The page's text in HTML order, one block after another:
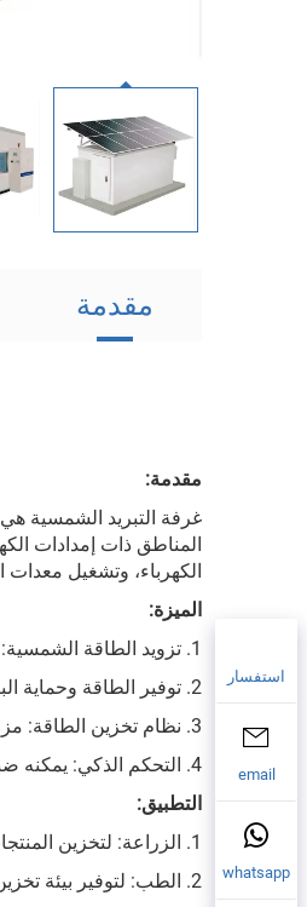
مقدمة
مقدمة:
غرفة التبريد الشمسية
المناطق ذات إمدادات
الكهرباء، وتشغيل معدات
الميزة:
1. تزويد الطاقة الشمسية: استخدام ألواح شمسية لتحويل الطاقة الشمسية إلى طاقة كهربائية.
2. توفير الطاقة وحماية البيئة: تقليل انبعاثات الكربون، بما يتماشى مع مفهوم التنمية المستدامة.
3. نظام تخزين الطاقة: مزود بنظام بطاريات لتخزين الطاقة لضمان تزويد مستمر بالطاقة ليلاً أو في الأيام الغائمة.
4. التحكم الذكي: يمكنه ضبط نظام التبريد تلقائيًا وفقًا لاحتياجات درجة الحرارة، مما يحسن كفاءة الطاقة.
التطبيق:
1. الزراعة: لتخزين المنتجات الزراعية مثل الفواكه والخضروات، اللحوم، المنتجات المائية وغيرها بشكل طازج.
2. الطب: لتوفير بيئة تخزين منخفضة الثَّemperature بشكل مستقر للقاحات، الأدوية، وما إلى ذلك.
استفسار
email
whatsapp